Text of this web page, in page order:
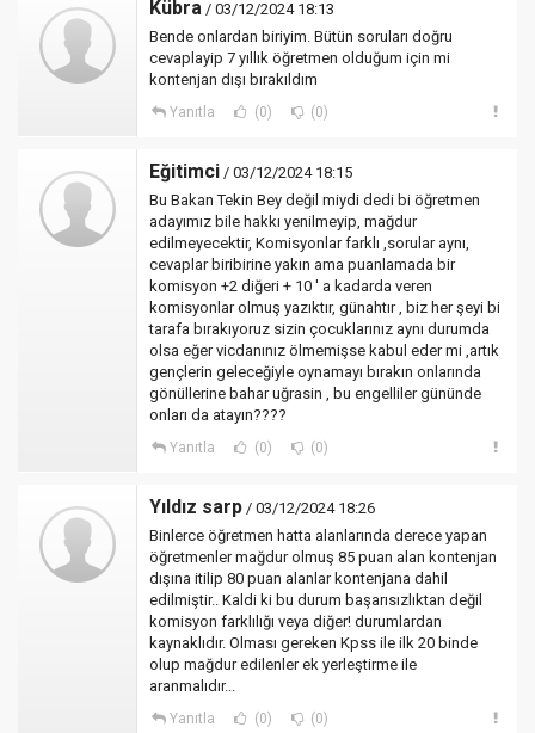
Kübra / 03/12/2024 18:13
Bende onlardan biriyim. Bütün soruları doğru
cevaplayip 7 yıllık öğretmen olduğum için mi
kontenjan dışı bırakıldım
Yanıtla (0) (0)
Eğitimci / 03/12/2024 18:15
Bu Bakan Tekin Bey değil miydi dedi bi öğretmen
adayımız bile hakkı yenilmeyip, mağdur
edilmeyecektir, Komisyonlar farklı ,sorular aynı,
cevaplar biribirine yakın ama puanlamada bir
komisyon +2 diğeri + 10 ' a kadarda veren
komisyonlar olmuş yazıktır, günahtır , biz her şeyi bi
tarafa bırakıyoruz sizin çocuklarınız aynı durumda
olsa eğer vicdanınız ölmemişse kabul eder mi ,artık
gençlerin geleceğiyle oynamayı bırakın onlarında
gönüllerine bahar uğrasin , bu engelliler gününde
onları da atayın????
Yanıtla (0) (0)
Yıldız sarp / 03/12/2024 18:26
Binlerce öğretmen hatta alanlarında derece yapan
öğretmenler mağdur olmuş 85 puan alan kontenjan
dışına itilip 80 puan alanlar kontenjana dahil
edilmiştir.. Kaldi ki bu durum başarısızlıktan değil
komisyon farklılığı veya diğer! durumlardan
kaynaklıdır. Olması gereken Kpss ile ilk 20 binde
olup mağdur edilenler ek yerleştirme ile
aranmalıdır...
Yanıtla (0) (0)